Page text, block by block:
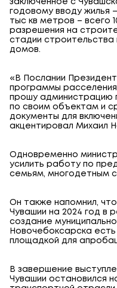
заключенное с
годовому вводу жилья
тыс кв метров – всего
разрешения на
стадии строительства
домов.
«В Послании
программы
прошу администрацию
по своим объектам и
документы для
акцентировал Михаил
Одновременно
усилить работу по
семьям, многодетным
Он также напомнил,
Чувашии на 2024 год в
создание
Новочебоксарска
площадкой для
В завершение
Чувашии остановился